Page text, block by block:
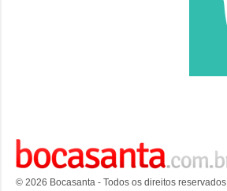
© 2026 Bocasanta - Todos os direitos reservados.